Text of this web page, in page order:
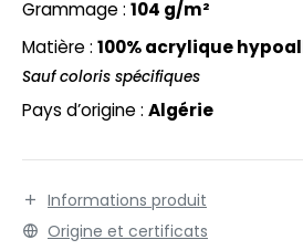
LABEL / TEAR AWAY
ROW
OF THE LOOM
Grammage : 104 g/m²
Matière : 100% acrylique
Sauf coloris spécifiques
Pays d’origine : Algérie
Informations produit
Origine et certificats